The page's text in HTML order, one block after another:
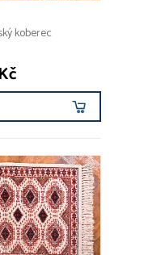
koberec